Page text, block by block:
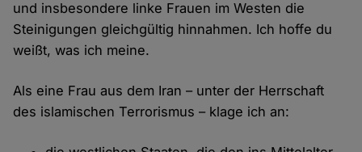
und insbesondere linke Frauen im Westen die
Steinigungen gleichgültig hinnahmen. Ich hoffe du
weißt, was ich meine.
Als eine Frau aus dem Iran – unter der Herrschaft
des islamischen Terrorismus – klage ich an: